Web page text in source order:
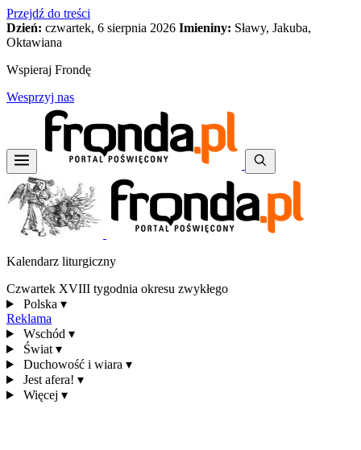
Przejdź do treści
Dzień: czwartek, 6 sierpnia 2026 Imieniny: Sławy, Jakuba,
Oktawiana
Wspieraj Frondę
Wesprzyj nas
Kalendarz liturgiczny
Czwartek XVIII tygodnia okresu zwykłego
Polska ▾
Reklama
Wschód ▾
Świat ▾
Duchowość i wiara ▾
Jest afera! ▾
Więcej ▾